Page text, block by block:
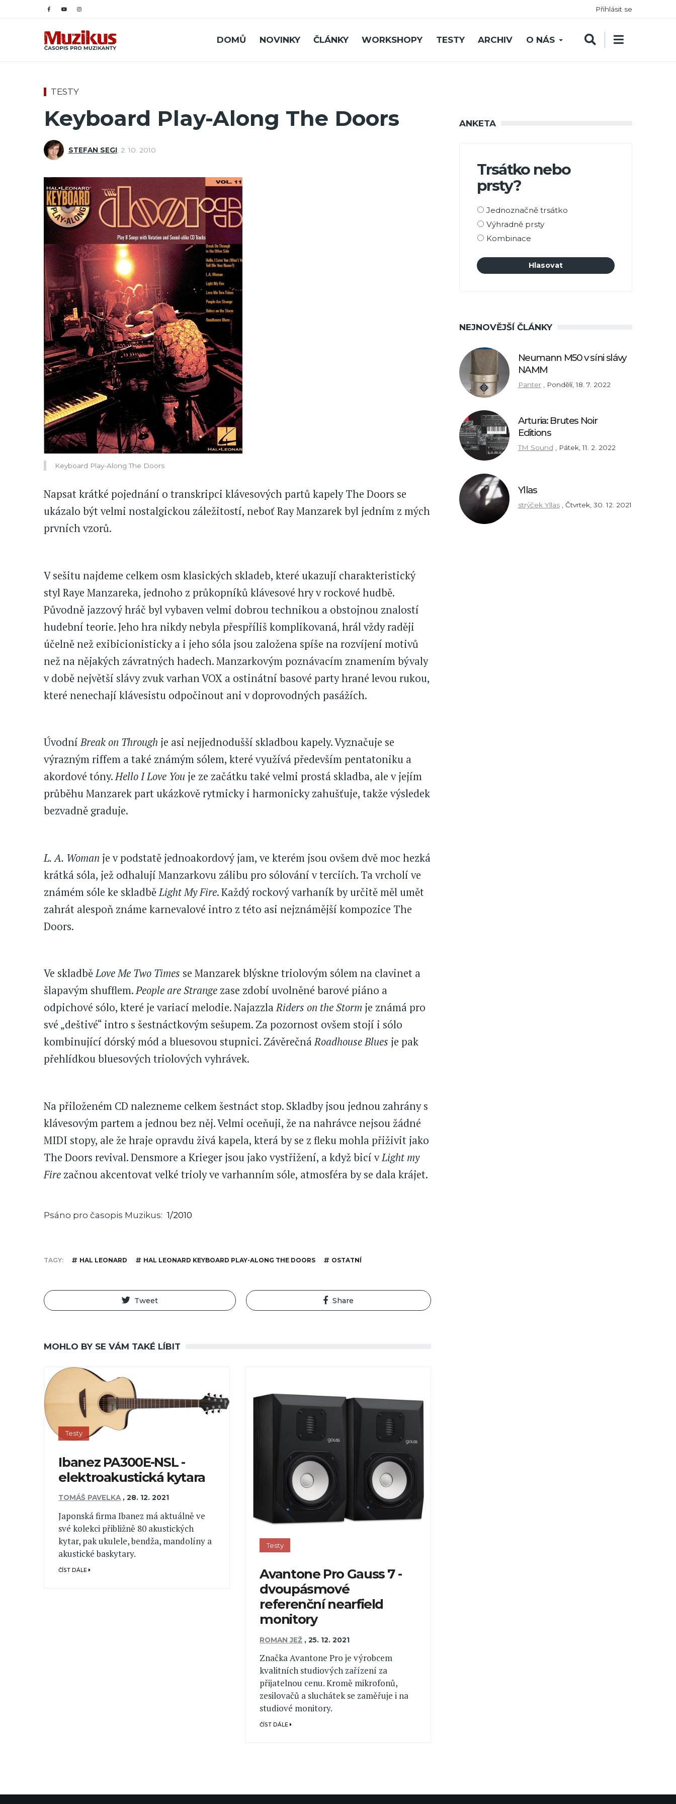
Přihlásit se
DOMŮ NOVINKY ČLÁNKY WORKSHOPY TESTY ARCHIV O NÁS
TESTY
Keyboard Play-Along The Doors
STEFAN SEGI, 2. 10. 2010
Keyboard Play-Along The Doors
Napsat krátké pojednání o transkripci klávesových partů kapely The Doors se
ukázalo být velmi nostalgickou záležitostí, neboť Ray Manzarek byl jedním z mých
prvních vzorů.
V sešitu najdeme celkem osm klasických skladeb, které ukazují charakteristický
styl Raye Manzareka, jednoho z průkopníků klávesové hry v rockové hudbě.
Původně jazzový hráč byl vybaven velmi dobrou technikou a obstojnou znalostí
hudební teorie. Jeho hra nikdy nebyla přespříliš komplikovaná, hrál vždy raději
účelně než exibicionisticky a i jeho sóla jsou založena spíše na rozvíjení motivů
než na nějakých závratných hadech. Manzarkovým poznávacím znamením bývaly
v době největší slávy zvuk varhan VOX a ostinátní basové party hrané levou rukou,
které nenechají klávesistu odpočinout ani v doprovodných pasážích.
ÚvodníBreak on Through je asi nejjednodušší skladbou kapely. Vyznačuje se
výrazným riffem a také známým sólem, které využívá především pentatoniku a
akordové tóny.Hello I Love You je ze začátku také velmi prostá skladba, ale v jejím
průběhu Manzarek part ukázkově rytmicky i harmonicky zahušťuje, takže výsledek
bezvadně graduje.
L. A. Woman je v podstatě jednoakordový jam, ve kterém jsou ovšem dvě moc hezká
krátká sóla, jež odhalují Manzarkovu zálibu pro sólování v terciích. Ta vrcholí ve
známém sóle ke skladběLight My Fire. Každý rockový varhaník by určitě měl umět
zahrát alespoň známe karnevalové intro z této asi nejznámější kompozice The
Doors.
Ve skladběLove Me Two Times se Manzarek blýskne triolovým sólem na clavinet a
šlapavým shufflem.People are Strange zase zdobí uvolněné barové piáno a
odpichové sólo, které je variací melodie. NajazzlaRiders on the Storm je známá pro
své „deštivé“ intro s šestnáctkovým sešupem. Za pozornost ovšem stojí i sólo
kombinující dórský mód a bluesovou stupnici. ZávěrečnáRoadhouse Blues je pak
přehlídkou bluesových triolových vyhrávek.
Na přiloženém CD nalezneme celkem šestnáct stop. Skladby jsou jednou zahrány s
klávesovým partem a jednou bez něj. Velmi oceňuji, že na nahrávce nejsou žádné
MIDI stopy, ale že hraje opravdu živá kapela, která by se z fleku mohla přiživit jako
The Doors revival. Densmore a Krieger jsou jako vystřižení, a když bicí vLight my
Fire začnou akcentovat velké trioly ve varhanním sóle, atmosféra by se dala krájet.
Psáno pro časopis Muzikus 1/2010
TAGY HAL LEONARD HAL LEONARD KEYBOARD PLAY-ALONG THE DOORS OSTATNÍ
Tweet Share
MOHLO BY SE VÁM TAKÉ LÍBIT
Testy
Ibanez PA300E-NSL -
elektroakustická kytara
TOMÁŠ PAVELKA ,28. 12. 2021
Japonská firma Ibanez má aktuálně ve
své kolekci přibližně 80 akustických
kytar, pak ukulele, bendža, mandolíny a
akustické baskytary.
ČÍST DÁLE
Testy
Avantone Pro Gauss 7 -
dvoupásmové
referenční nearfield
monitory
ROMAN JEŽ ,25. 12. 2021
Značka Avantone Pro je výrobcem
kvalitních studiových zařízení za
přijatelnou cenu. Kromě mikrofonů,
zesilovačů a sluchátek se zaměřuje i na
studiové monitory.
ČÍST DÁLE
ANKETA
Trsátko nebo
prsty?
Možnosti
výběru
Jednoznačně trsátko
Výhradně prsty
Kombinace
NEJNOVĚJŠÍ ČLÁNKY
Neumann M50 v síni slávy
NAMM
Panter Pondělí, 18. 7. 2022
Arturia: Brutes Noir
Editions
TM Sound , Pátek, 11. 2. 2022
Yllas
strýček Yllas Čtvrtek, 30. 12. 2021